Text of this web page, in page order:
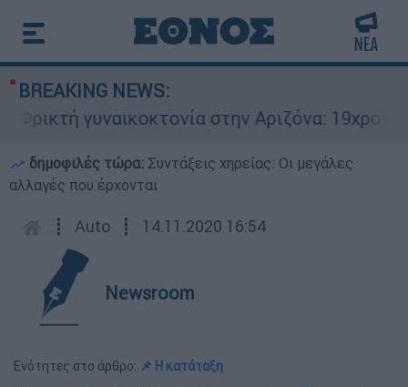
BREAKING NEWS:
γυναικοκτονία στην Αριζόνα: 19χρονη
δημοφιλές τώρα: Συντάξεις χηρείας: Οι μεγάλες
αλλαγές που έρχονται
┋ Auto ┋ 14.11.2020 16:54
Newsroom
Ενότητες στο άρθρο: 📌 Η κατάταξη